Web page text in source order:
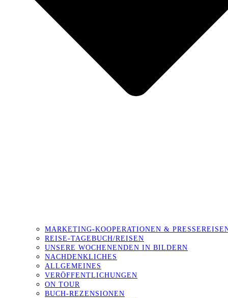
MARKETING-KOOPERATIONEN &
REISE-TAGEBUCH/REISEN
UNSERE WOCHENENDEN IN BILDERN
NACHDENKLICHES
ALLGEMEINES
VERÖFFENTLICHUNGEN
ON TOUR
BUCH-REZENSIONEN